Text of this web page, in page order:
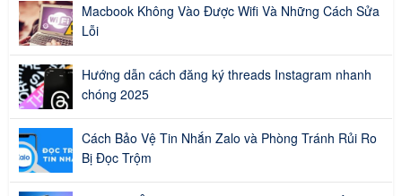
Macbook Không Vào Được Wifi Và Những Cách Sửa
Lỗi
Hướng dẫn cách đăng ký threads Instagram nhanh
chóng 2025
Cách Bảo Vệ Tin Nhắn Zalo và Phòng Tránh Rủi Ro
Bị Đọc Trộm